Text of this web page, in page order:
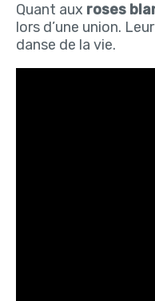
Quant aux roses
lors d’une union.
danse de la vie.